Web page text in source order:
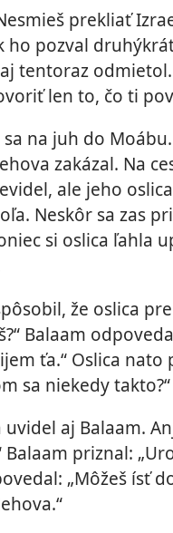
prekliať
ho pozval
tentoraz
len to, čo ti
na juh do
zakázal. Na
ale jeho
Neskôr sa zas
si oslica ľahla
že oslica
Balaam
ťa.“ Oslica nato
sa niekedy takto?“
aj Balaam.
Balaam priznal:
„Môžeš ísť